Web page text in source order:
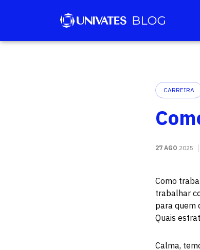
CARREIRA
27 AGO 2025
Como
trabalhar
para quem
Quais
Calma,